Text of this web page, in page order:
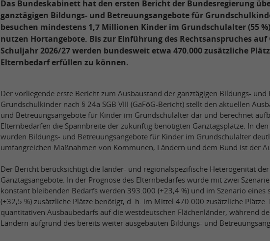
Das Bundeskabinett hat den ersten Bericht der Bundesregierung
ganztägigen Bildungs- und Betreuungsangebote für
besuchen mindestens 1,7 Millionen Kinder im Grundschulalter (55
nutzen Hortangebote. Bis zur Einführung des Rechtsanspruches
Schuljahr 2026/27 werden bundesweit etwa 470.000 zusätzliche
Elternbedarf erfüllen zu können.
Der vorliegende erste Bericht zum Ausbaustand der ganztägigen Bildungs-
Grundschulkinder nach § 24a SGB VIII (GaFöG-Bericht) stellt den aktuellen
und Betreuungsangebote für Kinder im Grundschulalter dar und berechnet
Elternbedarfen die Spannbreite der zukünftig benötigten Ganztagsplätze. In
wurden Bildungs- und Betreuungsangebote für Kinder im Grundschulalter
umfangreichen Maßnahmen von Kommunen, Ländern und dem Bund ist der
Der Bericht berücksichtigt die länder- und regionalspezifische Heterogenität
Ganztagsangebote. In der Prognose des Elternbedarfes wurde mit zwei
konstant bleibenden Bedarfs werden 393.000 (+23,4 %) und im Szenario eines
(+32,5 %) zusätzliche Plätze benötigt, d. h. im Mittel 470.000 zusätzliche
quantitativen Ausbaubedarfs auf die westdeutschen Flächenländer, während
Ländern aufgrund des bereits weiter ausgebauten Bildungs- und